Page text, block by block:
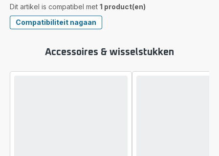
Dit artikel is compatibel met 1 product(en)
Compatibiliteit nagaan
Accessoires & wisselstukken